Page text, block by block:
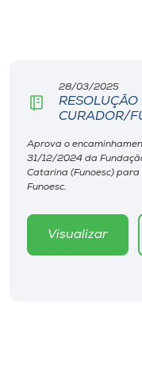
Unoesc
28/03/2025
CURADOR/
Aprova o
31/12/2024 da
Catarina (Funoesc)
Funoesc.
Visualizar